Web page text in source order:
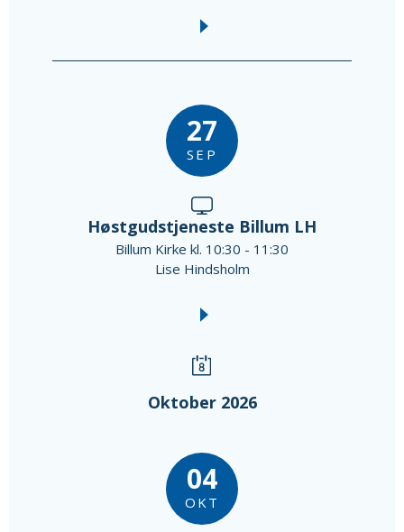
27
SEP
Høstgudstjeneste Billum LH
Billum Kirke kl. 10:30 - 11:30
Lise Hindsholm
Oktober 2026
04
OKT